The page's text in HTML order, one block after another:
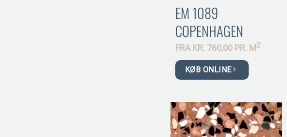
EM 1089
COPENHAGEN
FRA KR. 760,00 PR. M 2
KØB ONLINE